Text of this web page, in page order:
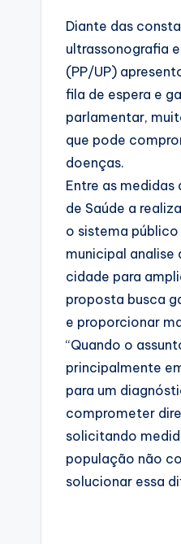
Diante das
ultrassonografia
(PP/UP)
fila de espera e
parlamentar,
que pode
doenças.
Entre as
de Saúde a
o sistema
municipal
cidade para
proposta busca
e proporcionar
“Quando o
principalmente
para um
comprometer
solicitando
população não
solucionar essa